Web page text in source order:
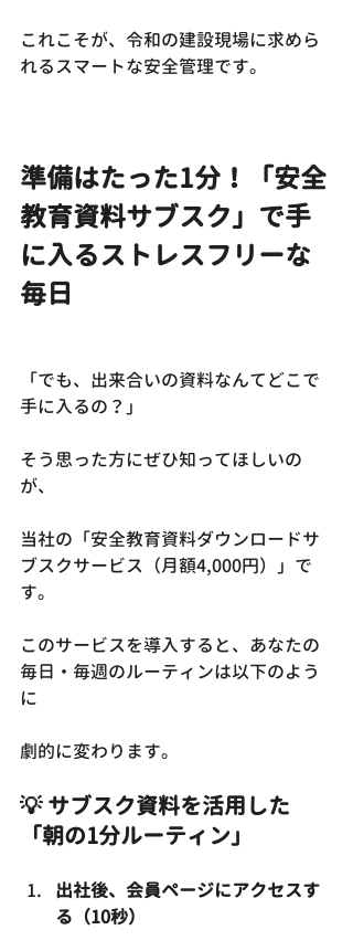
これこそが、令和の建設現場に求めら
れるスマートな安全管理です。
準備はたった1分！「安全
教育資料サブスク」で手
に入るストレスフリーな
毎日
「でも、出来合いの資料なんてどこで
手に入るの？」
そう思った方にぜひ知ってほしいの
が、
当社の「安全教育資料ダウンロードサ
ブスクサービス（月額4,000円）」で
す。
このサービスを導入すると、あなたの
毎日・毎週のルーティンは以下のよう
に
劇的に変わります。
💡 サブスク資料を活用した
「朝の1分ルーティン」
出社後、会員ページにアクセスす
る（10秒）